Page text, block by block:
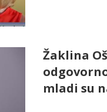
Žaklina
mladi su